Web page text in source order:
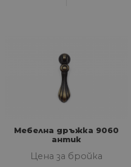
Мебелна дръжка 9060
антик
Цена за бройка